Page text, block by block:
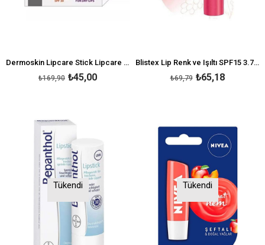
Dermoskin Lipcare Stick Lipcare Stick Spf 30 Kofre
₺45,00
₺169,90
Blistex Lip Renk ve Işıltı SPF15 3.7 g
₺65,18
₺69,79
Tükendi Tükendi